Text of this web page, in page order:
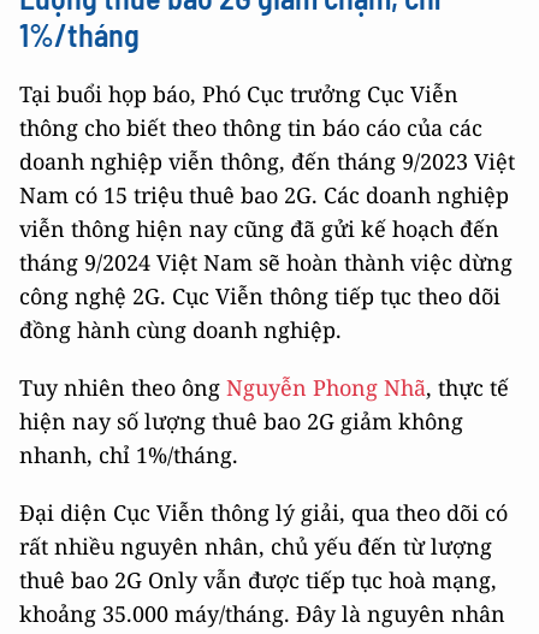
1%/tháng
Tại buổi họp báo, Phó Cục trưởng Cục Viễn
thông cho biết theo thông tin báo cáo của các
doanh nghiệp viễn thông, đến tháng 9/2023 Việt
Nam có 15 triệu thuê bao 2G. Các doanh nghiệp
viễn thông hiện nay cũng đã gửi kế hoạch đến
tháng 9/2024 Việt Nam sẽ hoàn thành việc dừng
công nghệ 2G. Cục Viễn thông tiếp tục theo dõi
đồng hành cùng doanh nghiệp.
Tuy nhiên theo ông Nguyễn Phong Nhã, thực tế
hiện nay số lượng thuê bao 2G giảm không
nhanh, chỉ 1%/tháng.
Đại diện Cục Viễn thông lý giải, qua theo dõi có
rất nhiều nguyên nhân, chủ yếu đến từ lượng
thuê bao 2G Only vẫn được tiếp tục hoà mạng,
khoảng 35.000 máy/tháng. Đây là nguyên nhân